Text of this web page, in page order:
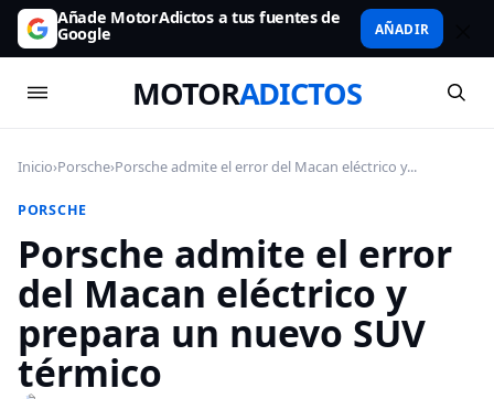
Añade MotorAdictos a tus fuentes de
Google AÑADIR
MOTORADICTOS
Inicio›Porsche›Porsche admite el error del Macan eléctrico y...
PORSCHE
Porsche admite el error
del Macan eléctrico y
prepara un nuevo SUV
térmico